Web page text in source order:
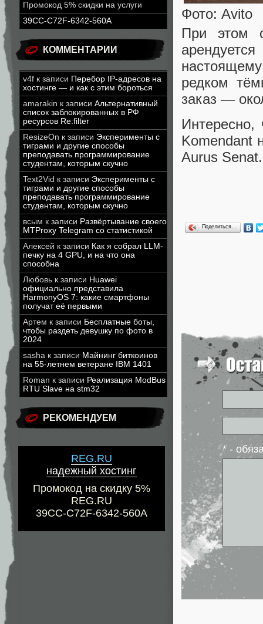
Промокод 5% скидки на услуги
39CC-C72F-6342-560A
КОММЕНТАРИИ
v4f к записи Перебор IP-адресов на
хостинге — и как с этим бороться
amarakin к записи Альтернативный
список заблокированных в РФ
ресурсов Re:filter
ResizeOn к записи Эксперименты с
тиграми и другие способы
преподавать программирование
студентам, которым скучно
Text2Vid к записи Эксперименты с
тиграми и другие способы
преподавать программирование
студентам, которым скучно
всым к записи Развёртывание своего
MTProxy Telegram со статистикой
Алексей к записи Как я собрал LLM-
печку на 4 GPU, и на что она
способна
Любовь к записи Huawei
официально представила
HarmonyOS 7: какие смартфоны
получат её первыми
Артем к записи Бесплатные боты,
чтобы раздеть девушку по фото в
2024
sasha к записи Майнинг биткоинов
на 55-летнем ветеране IBM 1401
Roman к записи Реализация ModBus
RTU Slave на stm32
РЕКОМЕНДУЕМ
REG.RU
надежный хостинг
Промокод на скидку 5%
REG.RU
39CC-C72F-6342-560A
Фото: Avito
При этом
редком
заказ —
Komendant
Aurus Senat.
Поделиться…
* -